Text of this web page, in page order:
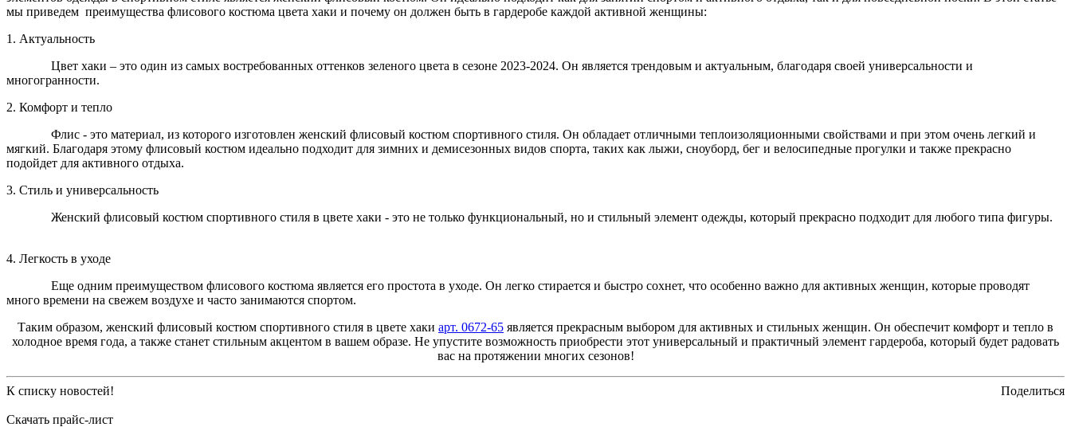
мы приведем преимущества флисового костюма цвета хаки и почему он должен быть в гардеробе каждой активной женщины:
1. Актуальность
Цвет хаки – это один из самых востребованных оттенков зеленого цвета в сезоне 2023-2024. Он является трендовым и актуальным, благодаря своей универсальности и
многогранности.
2. Комфорт и тепло
Флис - это материал, из которого изготовлен женский флисовый костюм спортивного стиля. Он обладает отличными теплоизоляционными свойствами и при этом очень легкий и
мягкий. Благодаря этому флисовый костюм идеально подходит для зимних и демисезонных видов спорта, таких как лыжи, сноуборд, бег и велосипедные прогулки и также прекрасно
подойдет для активного отдыха.
3. Стиль и универсальность
Женский флисовый костюм спортивного стиля в цвете хаки - это не только функциональный, но и стильный элемент одежды, который прекрасно подходит для любого типа фигуры.
4. Легкость в уходе
Еще одним преимуществом флисового костюма является его простота в уходе. Он легко стирается и быстро сохнет, что особенно важно для активных женщин, которые проводят
много времени на свежем воздухе и часто занимаются спортом.
Таким образом, женский флисовый костюм спортивного стиля в цвете хаки арт. 0672-65 является прекрасным выбором для активных и стильных женщин. Он обеспечит комфорт и тепло в
холодное время года, а также станет стильным акцентом в вашем образе. Не упустите возможность приобрести этот универсальный и практичный элемент гардероба, который будет радовать
вас на протяжении многих сезонов!
К списку новостей! Поделиться
Скачать прайс-лист